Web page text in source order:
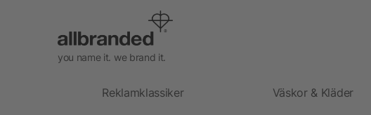
you name it. we brand it.
Reklamklassiker Väskor & Kläder